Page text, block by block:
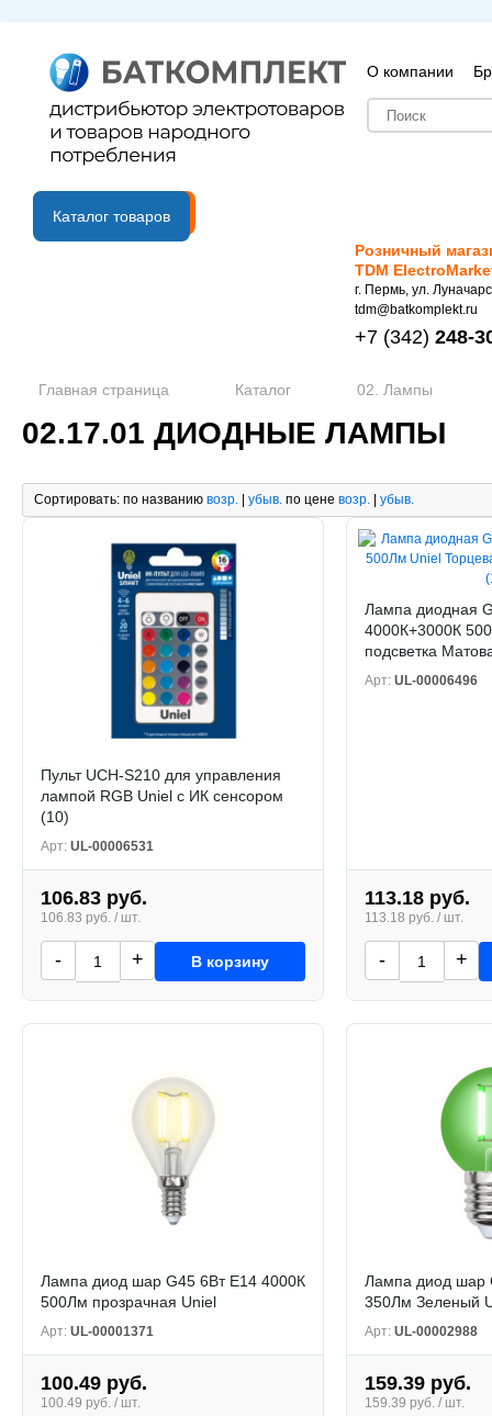
О компании
B2B портал
Каталог товаров
Розничный
TDM
г. Пермь, ул.
tdm@batkomplekt.ru
+7 (342) 248-
Главная страница Каталог 02. Лампы
02.17.01 ДИОДНЫЕ ЛАМПЫ
Сортировать: по названию возр. | убыв. по цене возр. | убыв.
Пульт UCH-S210 для управления
лампой RGB Uniel с ИК сенсором
(10)
Арт: UL-00006531
106.83 руб.
106.83 руб. / шт.
- + В корзину
Лампа диодная
4000К+3000К
подсветка
Арт: UL-00006496
113.18 руб.
113.18 руб. / шт.
- +
Лампа диод шар G45 6Вт E14 4000К
500Лм прозрачная Uniel
Арт: UL-00001371
100.49 руб.
100.49 руб. / шт.
Лампа диод шар
350Лм Зеленый
Арт: UL-00002988
159.39 руб.
159.39 руб. / шт.